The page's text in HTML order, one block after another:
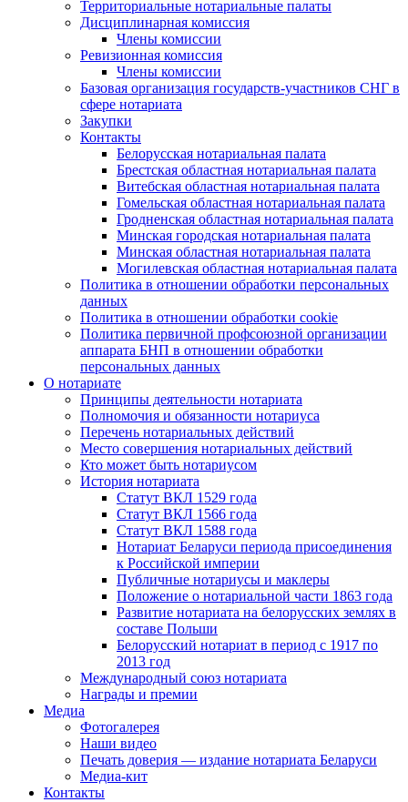
Территориальные нотариальные палаты
Дисциплинарная комиссия
Члены комиссии
Ревизионная комиссия
Члены комиссии
Базовая организация государств-участников СНГ в
сфере нотариата
Закупки
Контакты
Белорусская нотариальная палата
Брестская областная нотариальная палата
Витебская областная нотариальная палата
Гомельская областная нотариальная палата
Гродненская областная нотариальная палата
Минская городская нотариальная палата
Минская областная нотариальная палата
Могилевская областная нотариальная палата
Политика в отношении обработки персональных
данных
Политика в отношении обработки cookie
Политика первичной профсоюзной организации
аппарата БНП в отношении обработки
персональных данных
О нотариате
Принципы деятельности нотариата
Полномочия и обязанности нотариуса
Перечень нотариальных действий
Место совершения нотариальных действий
Кто может быть нотариусом
История нотариата
Статут ВКЛ 1529 года
Статут ВКЛ 1566 года
Статут ВКЛ 1588 года
Нотариат Беларуси периода присоединения
к Российской империи
Публичные нотариусы и маклеры
Положение о нотариальной части 1863 года
Развитие нотариата на белорусских землях в
составе Польши
Белорусский нотариат в период с 1917 по
2013 год
Международный союз нотариата
Награды и премии
Медиа
Фотогалерея
Наши видео
Печать доверия — издание нотариата Беларуси
Медиа-кит
Контакты